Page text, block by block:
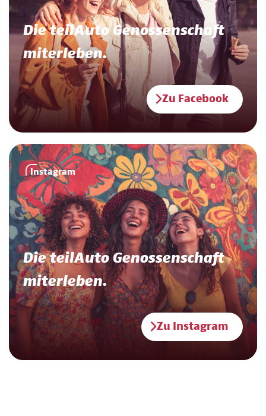
Die teilAuto Genossenschaft
miterleben.
Zu Facebook
Instagram
Die teilAuto Genossenschaft
miterleben.
Zu Instagram